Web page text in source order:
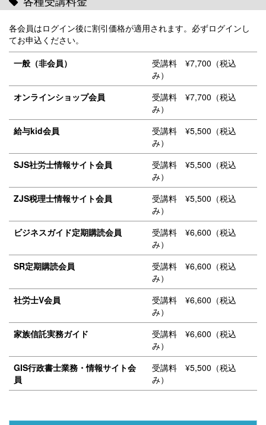
各会員はログイン後に割引価格が適用されます。必ずログインし
てお申込ください。
一般（非会員）
受講料 ¥7,700（税込
み）
オンラインショップ会員
受講料 ¥7,700（税込
み）
給与kid会員
受講料 ¥5,500（税込
み）
SJS社労士情報サイト会員
受講料 ¥5,500（税込
み）
ZJS税理士情報サイト会員
受講料 ¥5,500（税込
み）
ビジネスガイド定期購読会員
受講料 ¥6,600（税込
み）
SR定期購読会員
受講料 ¥6,600（税込
み）
社労士V会員
受講料 ¥6,600（税込
み）
家族信託実務ガイド
受講料 ¥6,600（税込
み）
GIS行政書士業務・情報サイト会
員
受講料 ¥5,500（税込
み）